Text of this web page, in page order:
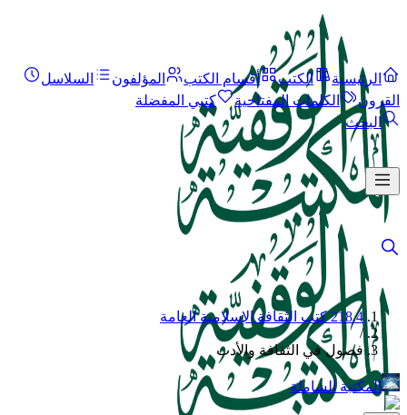
الرئيسية الكتب أقسام الكتب المؤلفون
السلاسل
القرون
الكلمات المفتاحية
كتبي المفضلة
البحث
218.4 كتب الثقافة الإسلامية العامة
/
فصول في الثقافة والأدب
المكتبة الشاملة